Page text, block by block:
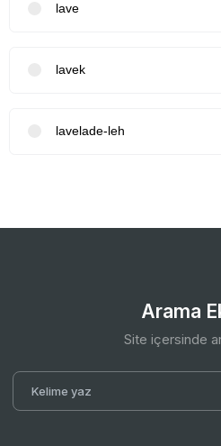
lave
lavek
lavelade-leh
Arama
Site içersinde